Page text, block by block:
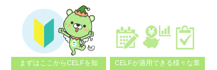
まずはここからCELFを知
CELFが適用できる様々な業